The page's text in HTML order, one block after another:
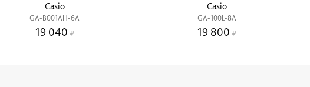
Casio
GA-B001AH-6A
19 040
Casio
GA-100L-8A
19 800